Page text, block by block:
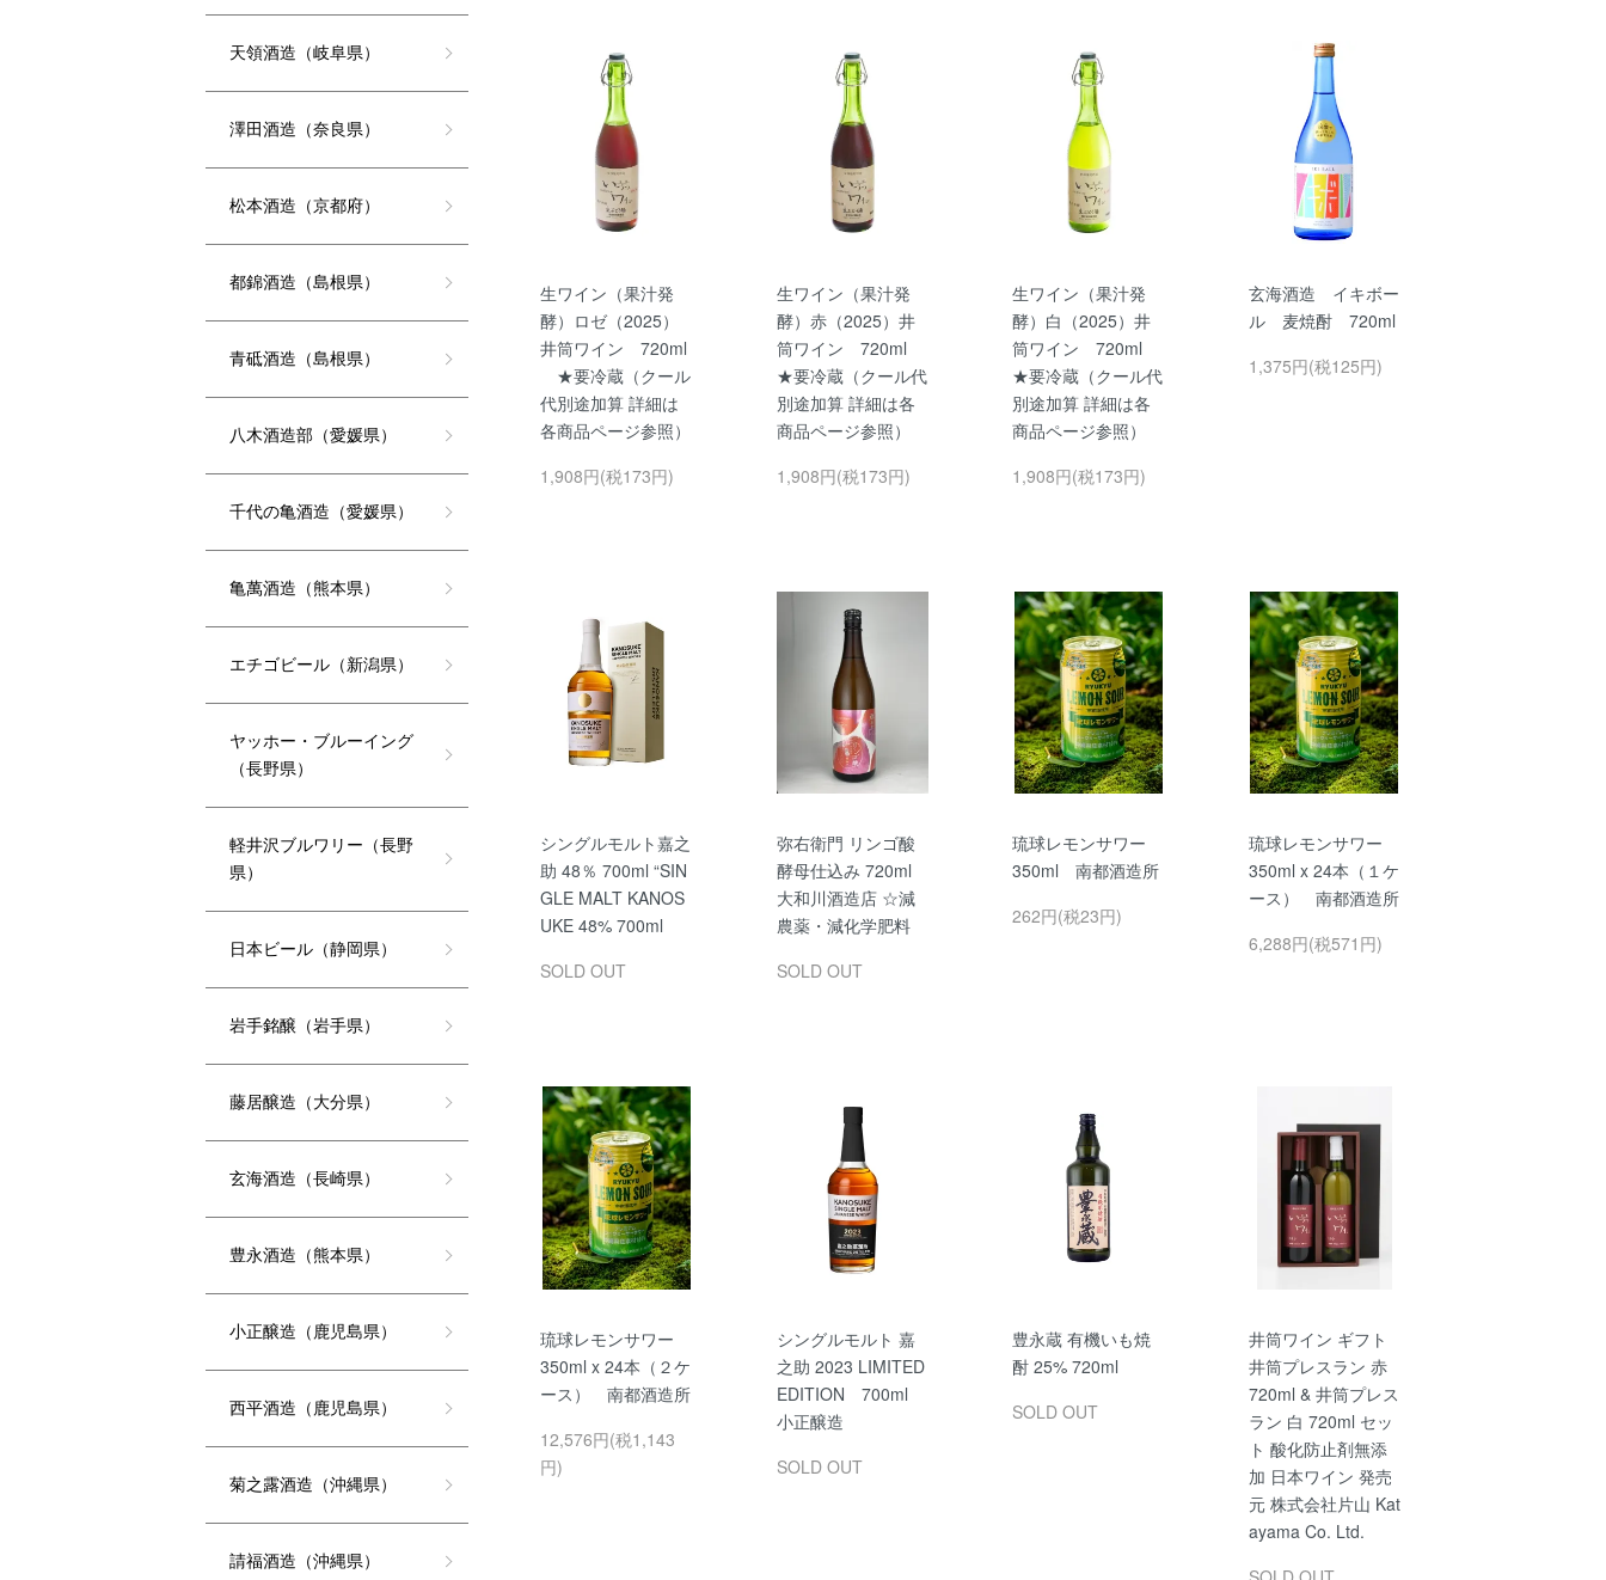
生ワイン（果汁発
酵）ロゼ（2025）
井筒ワイン 720ml
★要冷蔵（クール
代別途加算 詳細は
各商品ページ参照）
1,908円(税173円)
生ワイン（果汁発
酵）赤（2025）井
筒ワイン 720ml
★要冷蔵（クール代
別途加算 詳細は各
商品ページ参照）
1,908円(税173円)
生ワイン（果汁発
酵）白（2025）井
筒ワイン 720ml
★要冷蔵（クール代
別途加算 詳細は各
商品ページ参照）
1,908円(税173円)
玄海酒造 イキボー
ル 麦焼酎 720ml
1,375円(税125円)
シングルモルト嘉之
助 48％ 700ml “SIN
GLE MALT KANOS
UKE 48% 700ml
SOLD OUT
弥右衛門 リンゴ酸
酵母仕込み 720ml
大和川酒造店 ☆減
農薬・減化学肥料
SOLD OUT
琉球レモンサワー
350ml 南都酒造所
262円(税23円)
琉球レモンサワー
350ml x 24本（１ケ
ース） 南都酒造所
6,288円(税571円)
琉球レモンサワー
350ml x 24本（２ケ
ース） 南都酒造所
12,576円(税1,143
円)
シングルモルト 嘉
之助 2023 LIMITED
EDITION 700ml
小正醸造
SOLD OUT
豊永蔵 有機いも焼
酎 25% 720ml
SOLD OUT
井筒ワイン ギフト
井筒プレスラン 赤
720ml & 井筒プレス
ラン 白 720ml セッ
ト 酸化防止剤無添
加 日本ワイン 発売
元 株式会社片山 Kat
ayama Co. Ltd.
天領酒造（岐阜県）
澤田酒造（奈良県）
松本酒造（京都府）
都錦酒造（島根県）
青砥酒造（島根県）
八木酒造部（愛媛県）
千代の亀酒造（愛媛県）
亀萬酒造（熊本県）
エチゴビール（新潟県）
ヤッホー・ブルーイング
（長野県）
軽井沢ブルワリー（長野
県）
日本ビール（静岡県）
岩手銘醸（岩手県）
藤居醸造（大分県）
玄海酒造（長崎県）
豊永酒造（熊本県）
小正醸造（鹿児島県）
西平酒造（鹿児島県）
菊之露酒造（沖縄県）
請福酒造（沖縄県）